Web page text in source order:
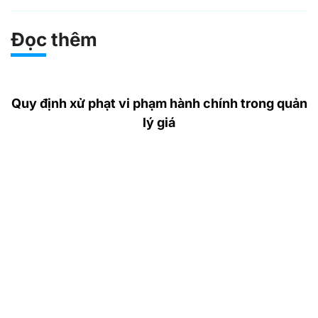
Đọc thêm
Quy định xử phạt vi phạm hành chính trong quản
lý giá